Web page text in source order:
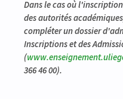
Dans le cas où
des autorités
compléter un dossier
Inscriptions et des
(
366 46 00).